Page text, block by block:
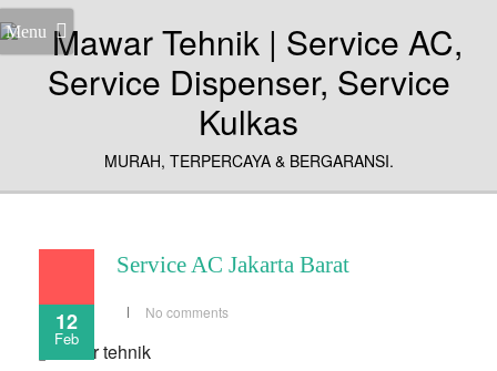
Menu
MURAH, TERPERCAYA & BERGARANSI.
12
Feb
Service AC Jakarta Barat
No comments